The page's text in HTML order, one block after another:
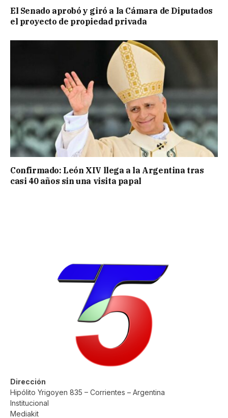
El Senado aprobó y giró a la Cámara de Diputados
el proyecto de propiedad privada
Confirmado: León XIV llega a la Argentina tras
casi 40 años sin una visita papal
Dirección
Hipólito Yrigoyen 835 – Corrientes – Argentina
Institucional
Mediakit